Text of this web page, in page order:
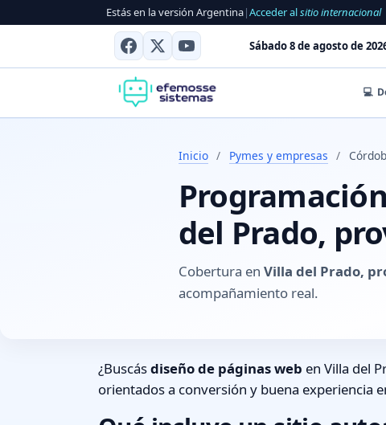
Estás en la versión Argentina|Acceder alsitio internacional
Sábado 8 de agosto de
💻
Inicio / Pymes y empresas /
del Prado,
Cobertura en Villa del Prado,
acompañamiento real.
¿Buscásdiseño de páginas web en Villa del
orientados a conversión y buena experiencia